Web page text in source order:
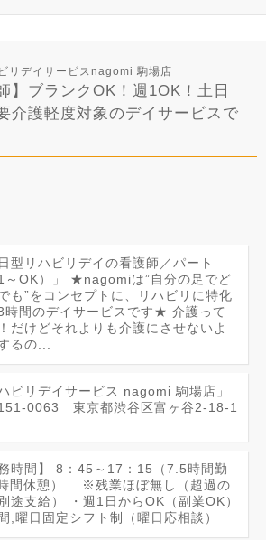
リデイサービスnagomi 駒場店
】ブランクOK！週1OK！土日
介護軽度対象のデイサービスで
日型リハビリデイの看護師／パート
1～OK）」 ★nagomiは”自分の足でど
も”をコンセプトに、リハビリに特化
時間のデイサービスです★ 介護って
だけどそれよりも介護にさせないよ
るの...
ハビリデイサービス nagomi 駒場店」
0063 東京都渋谷区富ヶ谷2-18-1
務時間】 8：45～17：15（7.5時間勤
間休憩） ※残業ほぼ無し（超過の
途支給） ・週1日からOK（副業OK）
,曜日固定シフト制（曜日応相談）